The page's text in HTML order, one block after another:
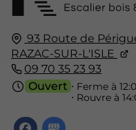
93 Route de
RAZAC-SUR-L'ISLE
09 70 35 23 93
Ouvert ⋅ Ferme à
⋅ Rouvre à